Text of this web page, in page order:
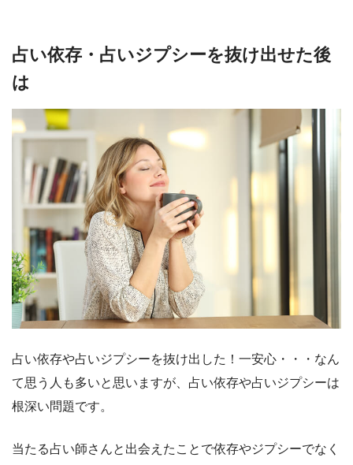
占い依存・占いジプシーを抜け出せた後
は
占い依存や占いジプシーを抜け出した！一安心・・・なん
て思う人も多いと思いますが、占い依存や占いジプシーは
根深い問題です。
当たる占い師さんと出会えたことで依存やジプシーでなく